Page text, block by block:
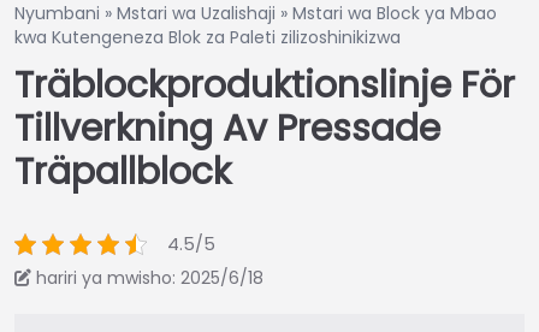
Nyumbani » Mstari wa Uzalishaji » Mstari wa Block ya Mbao
kwa Kutengeneza Blok za Paleti zilizoshinikizwa
Träblockproduktionslinje För
Tillverkning Av Pressade
Träpallblock
4.5/5
hariri ya mwisho: 2025/6/18